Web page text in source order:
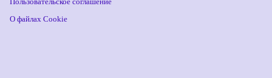
О файлах Cookie